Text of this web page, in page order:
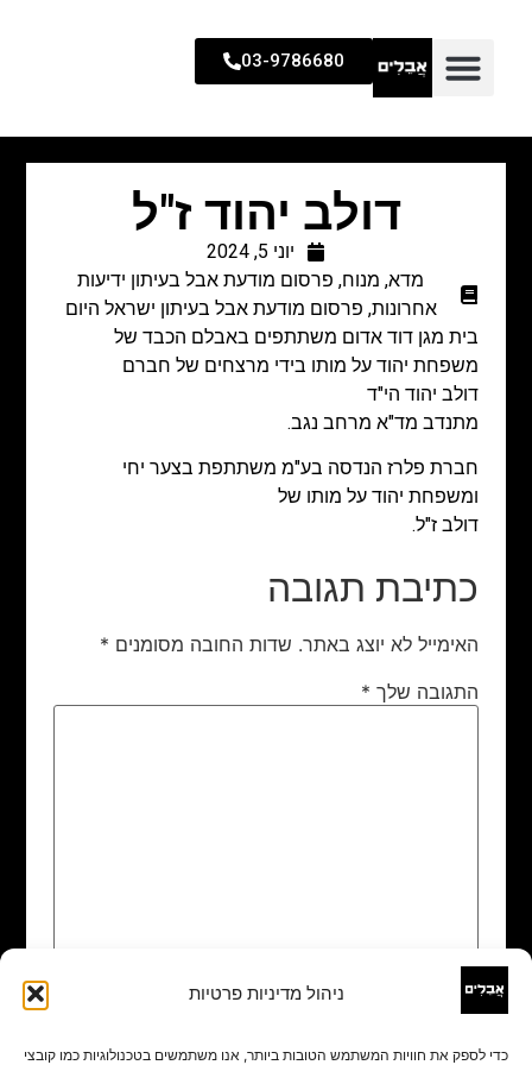
ניהול מדיניות פרטיות
כדי לספק את חוויות המשתמש הטובות ביותר, אנו משתמשים בטכנולוגיות כמו קובצי
03-9786680
דולב יהוד ז"ל
יוני 5, 2024
מדא, מנוח, פרסום מודעת אבל בעיתון ידיעות
אחרונות, פרסום מודעת אבל בעיתון ישראל היום
בית מגן דוד אדום משתתפים באבלם הכבד של
משפחת יהוד על מותו בידי מרצחים של חברם
דולב יהוד הי"ד
מתנדב מד"א מרחב נגב.
חברת פלרז הנדסה בע"מ משתתפת בצער יחי
ומשפחת יהוד על מותו של
דולב ז"ל.
כתיבת תגובה
האימייל לא יוצג באתר. שדות החובה מסומנים *
התגובה שלך *
שם